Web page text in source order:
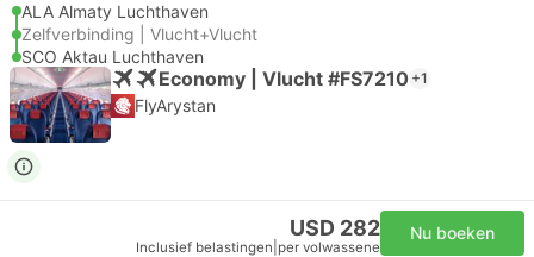
ALA Almaty Luchthaven
Zelfverbinding | Vlucht+Vlucht
SCO Aktau Luchthaven
Economy | Vlucht #FS7210 +1
FlyArystan
USD 282
Inclusief belastingen per volwassene
Nu boeken